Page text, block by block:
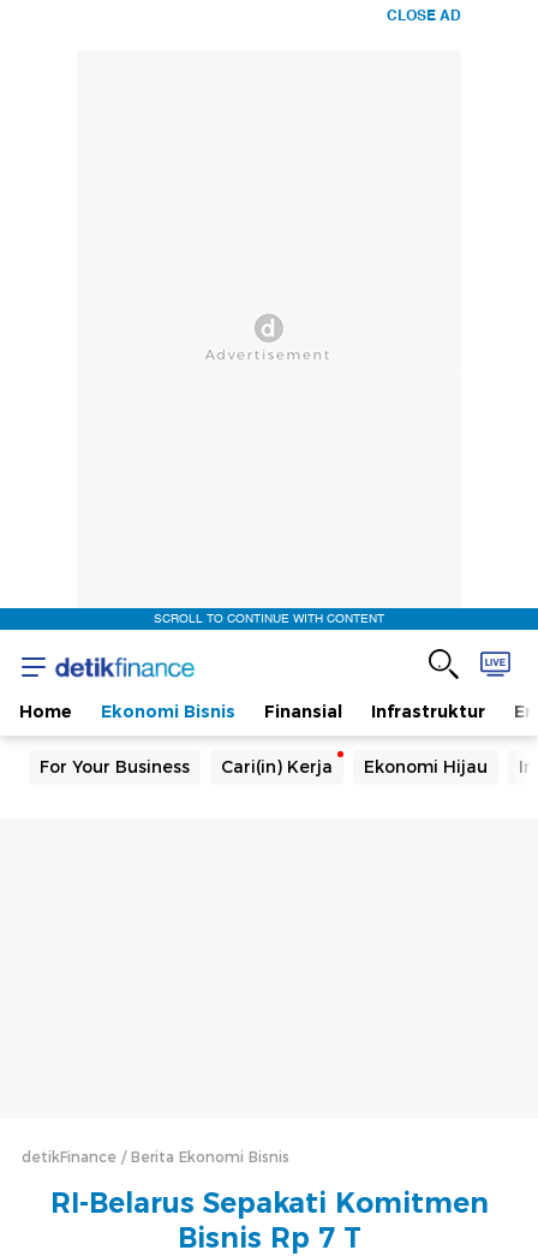
CLOSE AD
SCROLL TO CONTINUE WITH CONTENT
Home Ekonomi Bisnis Finansial Infrastruktur
For Your Business Cari(in) Kerja Ekonomi Hijau
detikFinance Berita Ekonomi Bisnis
RI-Belarus Sepakati Komitmen
Bisnis Rp 7 T